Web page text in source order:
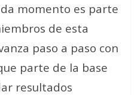
momento es parte
de esta
paso a paso con
parte de la base
resultados